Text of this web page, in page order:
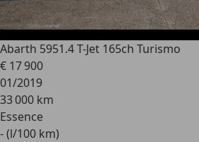
Abarth 5951.4 T-Jet 165ch Turismo
€ 17 900
01/2019
33 000 km
Essence
- (l/100 km)